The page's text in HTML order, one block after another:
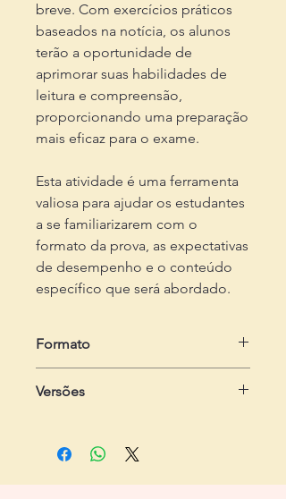
breve. Com exercícios práticos
baseados na notícia, os alunos
terão a oportunidade de
aprimorar suas habilidades de
leitura e compreensão,
proporcionando uma preparação
mais eficaz para o exame.
Esta atividade é uma ferramenta
valiosa para ajudar os estudantes
a se familiarizarem com o
formato da prova, as expectativas
de desempenho e o conteúdo
específico que será abordado.
Formato
Dois arquivos em .pdf
Versões
quatro exercícios
- Do professor:
com 4 páginas,